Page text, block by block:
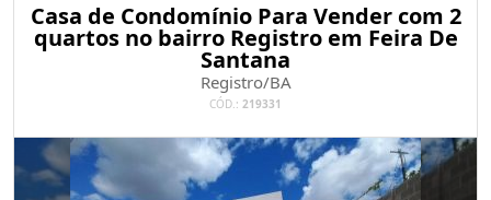
Casa de Condomínio Para Vender com 2
quartos no bairro Registro em Feira De
Santana
Registro/BA
CÓD.: 219331